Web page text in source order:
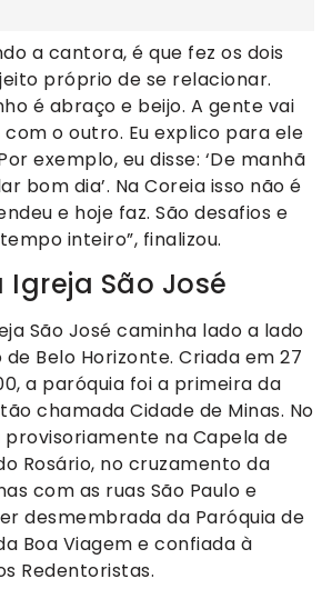
a cantora, é que fez os dois
próprio de se relacionar.
é abraço e beijo. A gente vai
o outro. Eu explico para ele
exemplo, eu disse: ‘De manhã
bom dia’. Na Coreia isso não é
e hoje faz. São desafios e
inteiro”, finalizou.
Igreja São José
São José caminha lado a lado
Belo Horizonte. Criada em 27
a paróquia foi a primeira da
chamada Cidade de Minas. No
provisoriamente na Capela de
Rosário, no cruzamento da
com as ruas São Paulo e
desmembrada da Paróquia de
Boa Viagem e confiada à
Redentoristas.